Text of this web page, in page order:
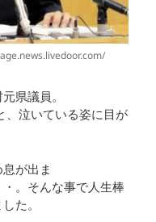
県議員。
、泣いている姿に目が
が出ま
。そんな事で人生棒
た。